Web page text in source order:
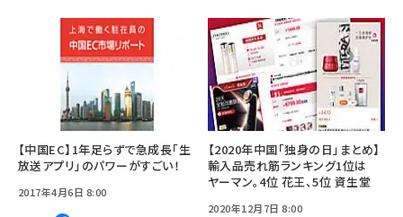
【中国EC】1年足らずで急成長「生
放送アプリ」のパワーがすごい！
2017年4月6日 8:00
【2020年中国「独身の日」まとめ】
輸入品売れ筋ランキング1位は
ヤーマン。4位 花王、5位 資生堂
2020年12月7日 8:00